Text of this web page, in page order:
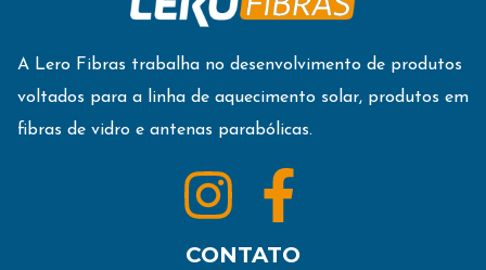
A Lero Fibras trabalha no desenvolvimento de produtos
voltados para a linha de aquecimento solar, produtos em
fibras de vidro e antenas parabólicas.
CONTATO